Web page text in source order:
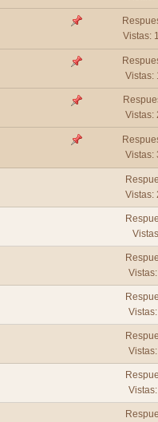
Vistas:
Vistas:
Vistas:
Vistas:
Vistas: